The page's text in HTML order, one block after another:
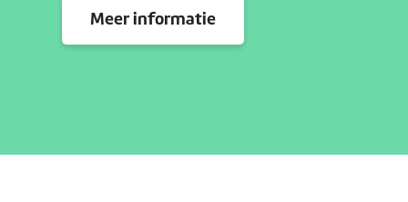
Meer informatie